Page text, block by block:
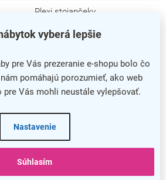
vyberá lepšie
pre Vás prezeranie e-shopu bolo čo
pomáhajú porozumieť, ako web
pre Vás mohli neustále vylepšovať.
Nastavenie
Súhlasím
Plexi stojančeky
číra
5 rokov
3,7 cm
plast